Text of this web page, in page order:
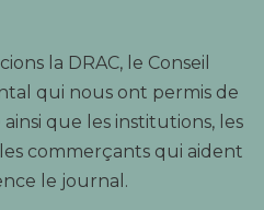
la DRAC, le Conseil
qui nous ont permis de
que les institutions, les
commerçants qui aident
le journal.